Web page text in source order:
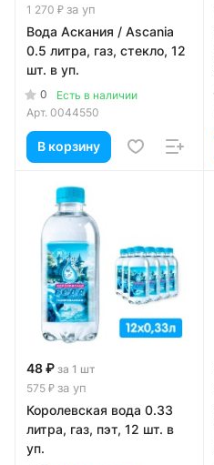
1 270 ₽ за уп
Вода Аскания / Ascania
0.5 литра, газ, стекло, 12
шт. в уп.
0
Есть в наличии
Арт. 0044550
В корзину
48 ₽ за 1 шт
575 ₽ за уп
Королевская вода 0.33
литра, газ, пэт, 12 шт. в
уп.